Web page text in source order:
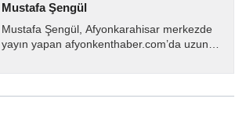
Mustafa Şengül
Mustafa Şengül, Afyonkarahisar merkezde
yayın yapan afyonkenthaber.com’da uzun
almakta, haber akışı...